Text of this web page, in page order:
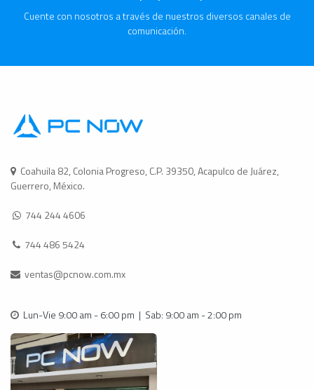
Cuente con nosotros a través de nuestros diversos canales de
comunicación.
Coahuila 82, Colonia Progreso, C.P. 39350, Acapulco de Juárez,
Guerrero, México.
744 244 4606
744 486 5424
ventas@pcnow.com.mx
Lun-Vie 9:00 am - 6:00 pm | Sab: 9:00 am - 2:00 pm